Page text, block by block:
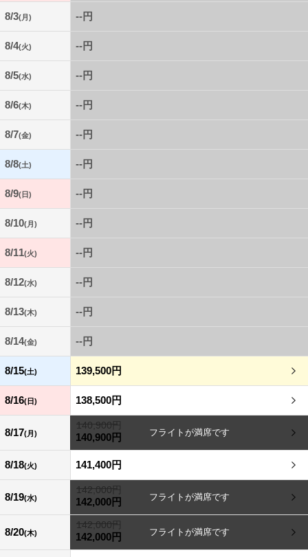
8/3(月) --円
8/4(火) --円
8/5(水) --円
8/6(木) --円
8/7(金) --円
8/8(土) --円
8/9(日) --円
8/10(月) --円
8/11(火) --円
8/12(水) --円
8/13(木) --円
8/14(金) --円
8/15(土) 139,500円
8/16(日) 138,500円
8/17(月)
140,900円
140,900円
8/18(火) 141,400円
8/19(水)
142,000円
142,000円
8/20(木)
142,000円
142,000円